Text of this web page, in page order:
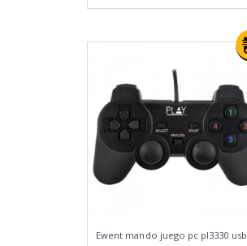
Ewent mando juego pc pl3330 usb